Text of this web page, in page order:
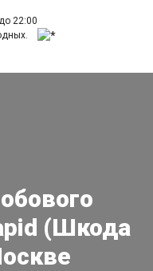
22:00
(Шкода